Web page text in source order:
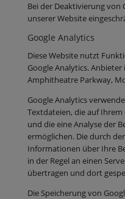
Bei der Deaktivierung
unserer Website
Google Analytics
Diese Website nutzt
Google Analytics. Anbieter
Amphitheatre Parkway,
Google Analytics
Textdateien, die auf
und die eine Analyse der
ermöglichen. Die durch
Informationen über Ihre
in der Regel an einen
übertragen und dort
Die Speicherung von